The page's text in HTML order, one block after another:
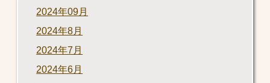
2024年09月
2024年8月
2024年7月
2024年6月